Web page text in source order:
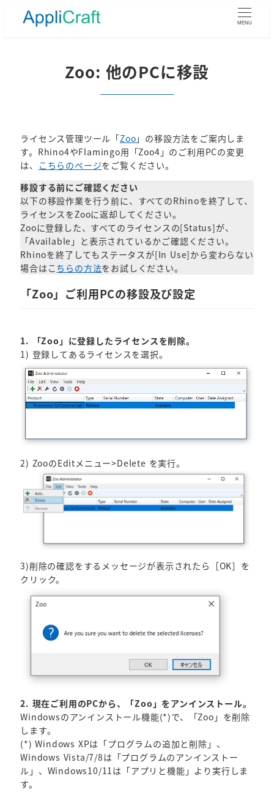
MENU
Zoo: 他のPCに移設
ライセンス管理ツール「Zoo」の移設方法をご案内しま
す。Rhino4やFlamingo用「Zoo4」のご利用PCの変更
は、 こちらのページをご覧ください。
移設する前にご確認ください
以下の移設作業を行う前に、すべてのRhinoを終了して、
ライセンスをZooに返却してください。
Zooに登録した、すべてのライセンスの[Status]が、
「Available」と表示されているかご確認ください。
Rhinoを終了してもステータスが[In Use]から変わらない
場合はこちらの方法をお試しください。
「Zoo」ご利用PCの移設及び設定
1. 「Zoo」に登録したライセンスを削除。
1) 登録してあるライセンスを選択。
2) ZooのEditメニュー>Delete を実行。
3)削除の確認をするメッセージが表示されたら［OK］を
クリック。
2. 現在ご利用のPCから、「Zoo」をアンインストール。
Windowsのアンインストール機能(*)で、「Zoo」を削除
します。
(*) Windows XPは「プログラムの追加と削除」、
Windows Vista/7/8は「プログラムのアンインストー
ル」、Windows10/11は「アプリと機能」より実行しま
す。